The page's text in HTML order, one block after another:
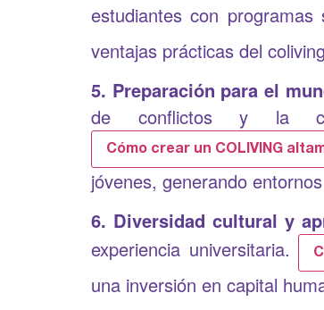
estudiantes con programas
ventajas prácticas del
5. Preparación para el
de conflictos y la
Cómo crear un COLIVING
jóvenes, generando
6. Diversidad cultural y
experiencia universitaria.
una inversión en capital